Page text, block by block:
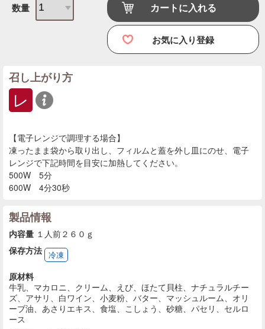
数量 カートに入れる
お気に入り登録
召し上がり方
レ
【電子レンジで調理する場合】
凍ったまま袋から取り出し、フィルムと蓋を外し皿にのせ、電子
レンジで下記時間を目安に加熱してください。
500W 5分
600W 4分30秒
製品情報
内容量 １人前２６０ｇ
保存方法 冷凍
原材料
牛乳、マカロニ、クリーム、えび、ほたて貝柱、ナチュラルチー
ズ、アサリ、白ワイン、小麦粉、バター、マッシュルーム、オリ
ーブ油、あさりエキス、食塩、こしょう、砂糖、パセリ、セルロ
ース